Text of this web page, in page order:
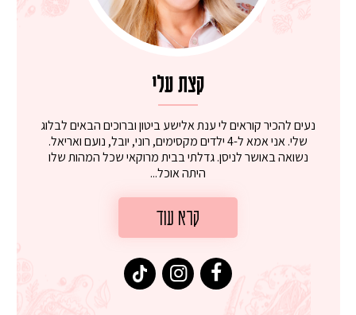
קצת עלי
נעים להכיר קוראים לי ענת אלישע ביטון וברוכים הבאים לבלוג
שלי. אני אמא ל-4 ילדים מקסימים, רוני, יובל, נועם ואריאל.
נשואה באושר לניסן. גדלתי בבית מרוקאי שכל המהות שלו
היתה אוכל...
קרא עוד